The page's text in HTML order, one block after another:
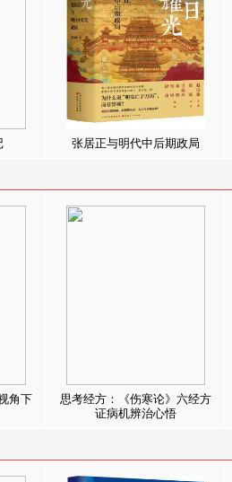
张居正与明代中后期政局
角下
思考经方：《伤寒论》六经方
证病机辨治心悟